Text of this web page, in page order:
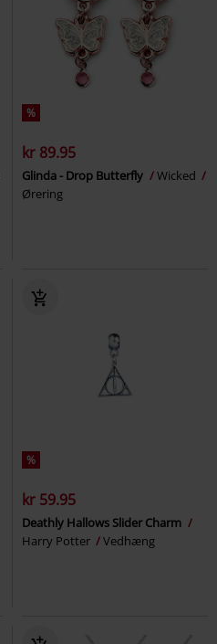
%
kr 89.95
Glinda - Drop Butterfly
Wicked
Ørering
%
kr 59.95
Deathly Hallows Slider Charm
Harry Potter
Vedhæng